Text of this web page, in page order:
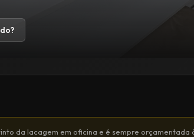
da lacagem em oficina e é sempre orçamentada